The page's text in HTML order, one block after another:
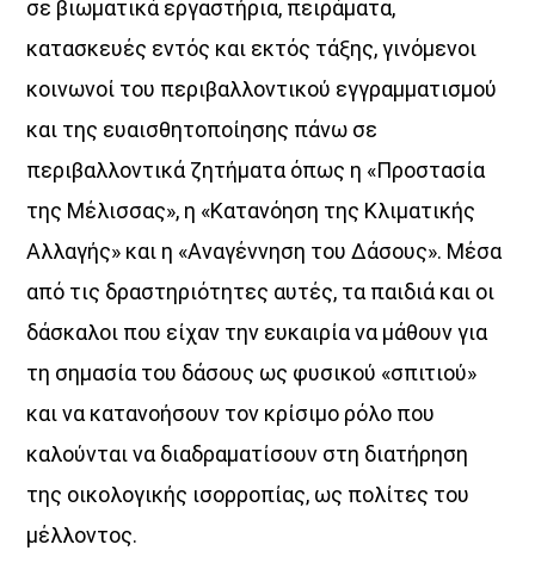
σε βιωματικά εργαστήρια, πειράματα,
κατασκευές εντός και εκτός τάξης, γινόμενοι
κοινωνοί του περιβαλλοντικού εγγραμματισμού
και της ευαισθητοποίησης πάνω σε
περιβαλλοντικά ζητήματα όπως η «Προστασία
της Μέλισσας», η «Κατανόηση της Κλιματικής
Αλλαγής» και η «Αναγέννηση του Δάσους». Μέσα
από τις δραστηριότητες αυτές, τα παιδιά και οι
δάσκαλοι που είχαν την ευκαιρία να μάθουν για
τη σημασία του δάσους ως φυσικού «σπιτιού»
και να κατανοήσουν τον κρίσιμο ρόλο που
καλούνται να διαδραματίσουν στη διατήρηση
της οικολογικής ισορροπίας, ως πολίτες του
μέλλοντος.